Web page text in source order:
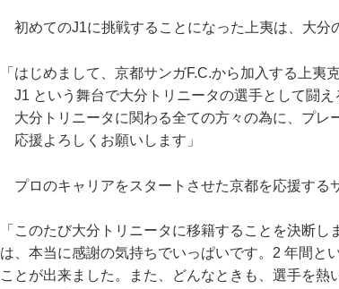
初めてのJ1に挑戦することになった上夷は、大分
「はじめまして、京都サンガF.C.から加入する上夷
J1 という舞台で大分トリニータの選手として闘え
大分トリニータに関わる全ての方々の為に、プレ
応援よろしくお願いします」
プロのキャリアをスタートさせた京都を応援する
「このたび大分トリニータに移籍することを決断
は、本当に感謝の気持ちでいっぱいです。2 年間と
ことが出来ました。また、どんなときも、選手を